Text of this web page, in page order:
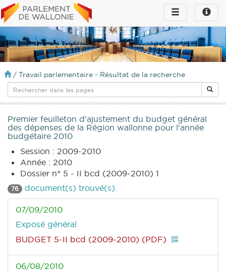
Toggle
infos
Toggle
navigation
/ Travail parlementaire - Résultat de la recherche
Premier feuilleton d'ajustement du budget général
des dépenses de la Région wallonne pour l'année
budgétaire 2010
Session : 2009-2010
Année : 2010
Dossier n° 5 - II bcd (2009-2010) 1
76 document(s) trouvé(s).
07/09/2010
Exposé général
BUDGET 5-II bcd (2009-2010) (PDF)
06/08/2010